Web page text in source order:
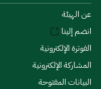
عن الهيئة
انضم إلينا
الفوترة الإلكترونية
المشاركة الإلكترونية
البيانات المفتوحة